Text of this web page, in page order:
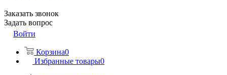
Заказать звонок
Задать вопрос
Войти
Корзина0
Избранные товары0